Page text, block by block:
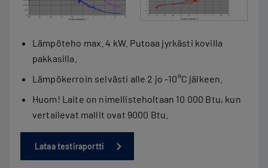
Lämpöteho max. 4 kW. Putoaa jyrkästi kovilla
pakkasilla.
Lämpökerroin selvästi alle 2 jo -10°C jälkeen.
Huom! Laite on nimellisteholtaan 10 000 Btu, kun
vertailevat mallit ovat 9000 Btu.
Lataa testiraportti